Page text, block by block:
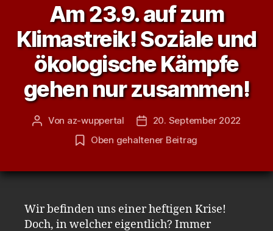
Am 23.9. auf zum
Klimastreik! Soziale und
ökologische Kämpfe
gehen nur zusammen!
Beitragsautor
Von az-wuppertal Veröffentlichungsdatum
20. September 2022
Oben gehaltener Beitrag
Wir befinden uns einer heftigen Krise!
Doch, in welcher eigentlich? Immer